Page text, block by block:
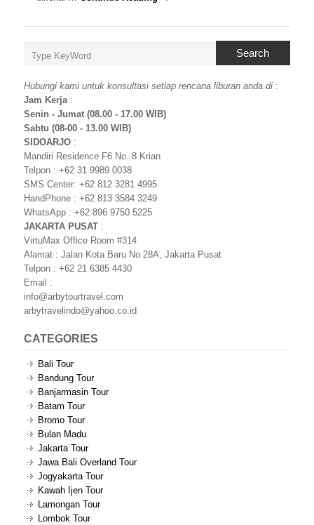
Search
Hubungi kami untuk konsultasi setiap rencana liburan anda di :
Jam Kerja:
Senin - Jumat (08.00 - 17.00 WIB)
Sabtu (08-00 - 13.00 WIB)
SIDOARJO :
Mandiri Residence F6 No. 8 Krian
Telpon : +62 31 9989 0038
SMS Center: +62 812 3281 4995
HandPhone : +62 813 3584 3249
WhatsApp : +62 896 9750 5225
JAKARTA PUSAT :
VirtuMax Office Room #314
Alamat : Jalan Kota Baru No 28A, Jakarta Pusat
Telpon : +62 21 6385 4430
Email :
info@arbytourtravel.com
arbytravelindo@yahoo.co.id
CATEGORIES
Bali Tour
Bandung Tour
Banjarmasin Tour
Batam Tour
Bromo Tour
Bulan Madu
Jakarta Tour
Jawa Bali Overland Tour
Jogyakarta Tour
Kawah Ijen Tour
Lamongan Tour
Lombok Tour